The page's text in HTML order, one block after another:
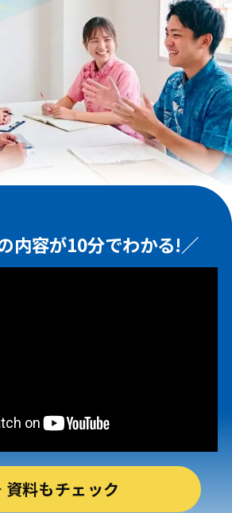
内容が10分でわかる!／
資料もチェック